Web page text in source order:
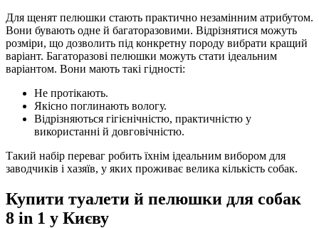
Для щенят пелюшки стають практично незамінним атрибутом.
Вони бувають одне й багаторазовими. Відрізнятися можуть
розміри, що дозволить під конкретну породу вибрати кращий
варіант. Багаторазові пелюшки можуть стати ідеальним
варіантом. Вони мають такі гідності:
Не протікають.
Якісно поглинають вологу.
Відрізняються гігієнічністю, практичністю у
використанні й довговічністю.
Такий набір переваг робить їхнім ідеальним вибором для
заводчиків і хазяїв, у яких проживає велика кількість собак.
Купити туалети й пелюшки для собак
8 in 1 у Києву